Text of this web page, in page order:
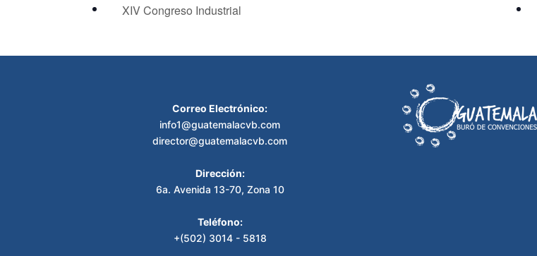
XIV Congreso Industrial
Correo Electrónico:
info1@guatemalacvb.com
director@guatemalacvb.com
Dirección:
6a. Avenida 13-70, Zona 10
Teléfono:
+(502) 3014 - 5818